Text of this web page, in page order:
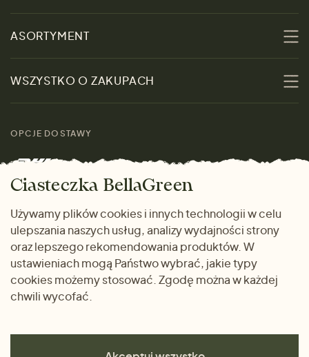
O nas
Zrównoważoność
Skontaktuj się z nami
Marki
ASORTYMENT
Promocje
Kobiety
Mężczyźni
Dom i wnętrze
Prezenty
WSZYSTKO O ZAKUPACH
rozmiarach
Zwrot towaru
Dlaczego warto kupować
u nas
OPCJE DOSTAWY
METODY PŁATNOŚCI
Ciasteczka BellaGreen
Używamy plików cookies i innych technologii w celu
ulepszania naszych usług, analizy wydajności strony
oraz lepszego rekomendowania produktów. W
ustawieniach mogą Państwo wybrać, jakie typy
cookies możemy stosować. Zgodę można w każdej
chwili wycofać.